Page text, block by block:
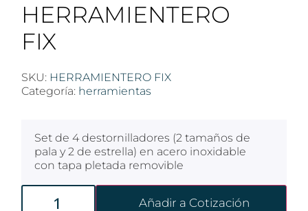
HERRAMIENTERO
FIX
SKU: HERRAMIENTERO FIX
Categoría: herramientas
Set de 4 destornilladores (2 tamaños de
pala y 2 de estrella) en acero inoxidable
con tapa pletada removible
Añadir a Cotización